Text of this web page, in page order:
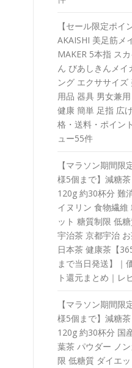
【セール限定ポイ
AKAISHI 美足筋メ
MAKER 5本指 ス
ん びあしきんメイ
ング エクササイズ
用品 器具 男女兼
健康 簡単 足指 広
格・送料・ポイン
ュー55件
【マラソン期間限
様5個まで】減糖
120g 約30杯分 難
イヌリン 食物繊維
ット 糖質制限 低
宇治茶 京都宇治
日本茶 健康茶【
まで当日発送】｜
ト還元まとめ｜レ
【マラソン期間限
様5個まで】減糖
120g 約30杯分 国
葉茶 パウダー ノ
限 低糖質 ダイエ